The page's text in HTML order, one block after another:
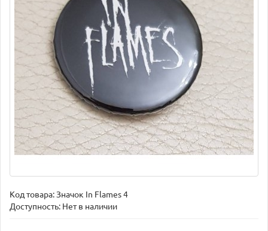
Код товара:Значок In Flames 4
Доступность: Нет в наличии